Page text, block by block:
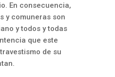
En consecuencia,
y comuneras son
y todos y todas
que este
de su